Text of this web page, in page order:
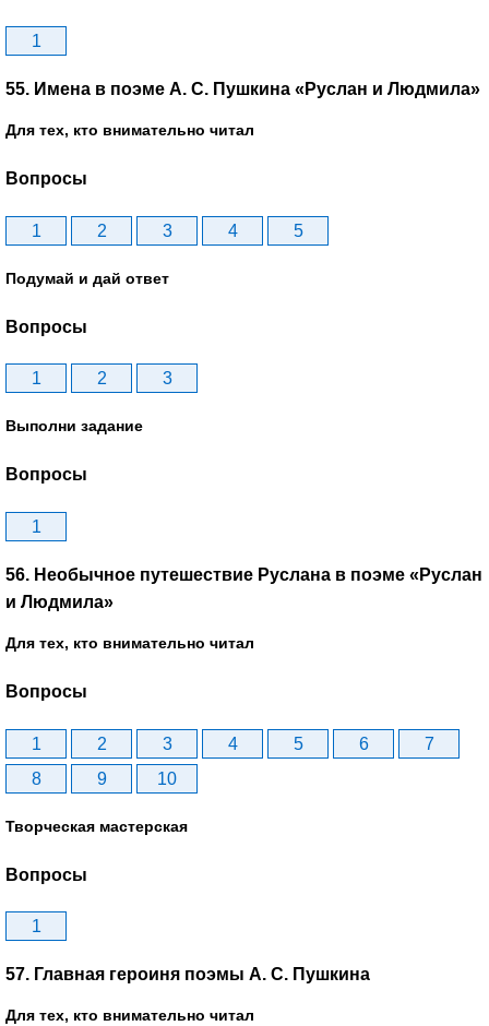
1
55. Имена в поэме А. С. Пушкина «Руслан и Людмила»
Для тех, кто внимательно читал
Вопросы
1 2 3 4 5
Подумай и дай ответ
Вопросы
1 2 3
Выполни задание
Вопросы
1
56. Необычное путешествие Руслана в поэме «Руслан
и Людмила»
Для тех, кто внимательно читал
Вопросы
1 2 3 4 5 6
7
8
9 10
Творческая мастерская
Вопросы
1
57. Главная героиня поэмы А. С. Пушкина
Для тех, кто внимательно читал